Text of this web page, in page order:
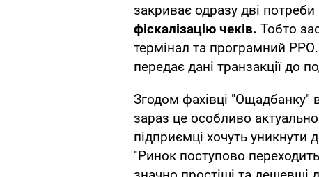
закриває одразу дві
фіскалізацію чеків. Тобто
термінал та програмний
передає дані транзакції до
Згодом фахівці "Ощадбанку"
зараз це особливо
підприємці хочуть уникнути
"Ринок поступово